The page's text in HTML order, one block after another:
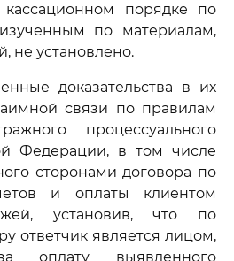
порядке по
по материалам,
не установлено.
доказательства в их
связи по правилам
процессуального
Федерации, в том числе
сторонами договора по
и оплаты клиентом
установив, что по
ответчик является лицом,
оплату выявленного